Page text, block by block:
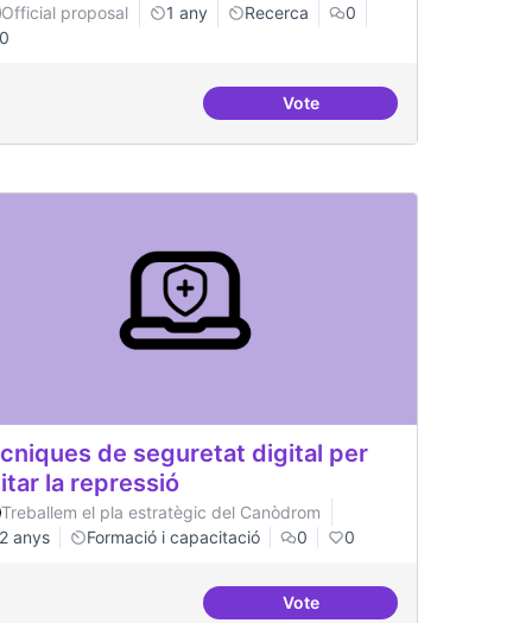
del postgrau
Official proposal 1 any Recerca
0
0
VoteConnectar repositori de
pública
de seguretat digital per
la repressió
Treballem el pla estratègic del Canòdrom
2 anys
Formació i capacitació 0 0
VoteTècniques de seguretat